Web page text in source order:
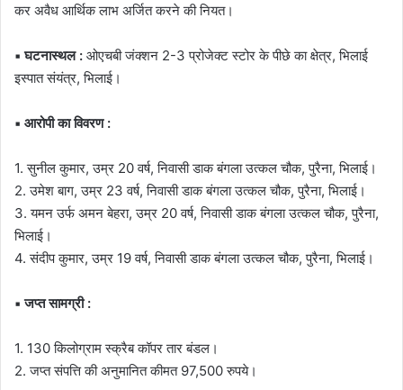
कर अवैध आर्थिक लाभ अर्जित करने की नियत।
▪️ घटनास्थल : ओएचबी जंक्शन 2-3 प्रोजेक्ट स्टोर के पीछे का क्षेत्र, भिलाई
इस्पात संयंत्र, भिलाई।
▪️ आरोपी का विवरण :
1. सुनील कुमार, उम्र 20 वर्ष, निवासी डाक बंगला उत्कल चौक, पुरैना, भिलाई।
2. उमेश बाग, उम्र 23 वर्ष, निवासी डाक बंगला उत्कल चौक, पुरैना, भिलाई।
3. यमन उर्फ अमन बेहरा, उम्र 20 वर्ष, निवासी डाक बंगला उत्कल चौक, पुरैना,
भिलाई।
4. संदीप कुमार, उम्र 19 वर्ष, निवासी डाक बंगला उत्कल चौक, पुरैना, भिलाई।
▪️ जप्त सामग्री :
1. 130 किलोग्राम स्क्रैब कॉपर तार बंडल।
2. जप्त संपत्ति की अनुमानित कीमत 97,500 रुपये।